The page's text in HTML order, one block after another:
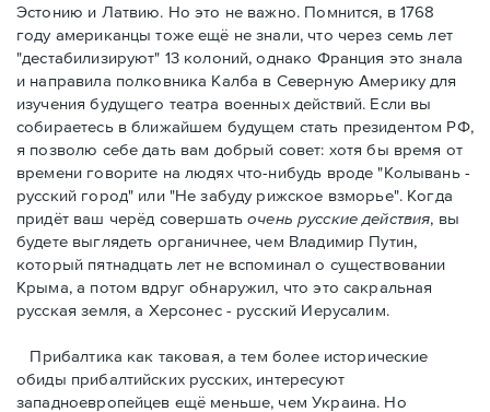
Эстонию и Латвию. Но это не важно. Помнится, в 1768
году американцы тоже ещё не знали, что через семь лет
"дестабилизируют" 13 колоний, однако Франция это знала
и направила полковника Калба в Северную Америку для
изучения будущего театра военных действий. Eсли вы
собираетесь в ближайшем будущем стать президентом РФ,
я позволю себе дать вам добрый совет: хотя бы время от
времени говорите на людях что-нибудь вроде "Колывань -
русский город" или "Не забуду рижское взморье". Когда
придёт ваш черёд совершатьочень русские действия, вы
будете выглядеть органичнее, чем Владимир Путин,
который пятнадцать лет не вспоминал о существовании
Крыма, а потом вдруг обнаружил, что это сакральная
русская земля, а Херсонес - русский Иерусалим.
Прибалтика как таковая, а тем более исторические
обиды прибалтийских русских, интересуют
западноевропейцев ещё меньше, чем Украина. Но